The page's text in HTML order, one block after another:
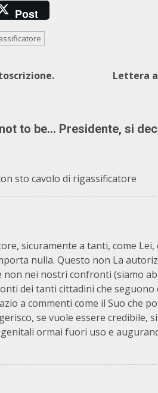
Post
Lettera
to be… Presidente, si
sto cavolo di rigassificatore
sicuramente a tanti, come
nulla. Questo non La
non nei nostri confronti (siamo
dei tanti cittadini che
a commenti come il Suo che
se vuole essere credibile,
ormai fuori uso e